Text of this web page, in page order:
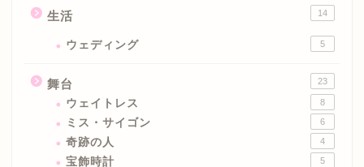
生活 14
ウェディング 5
舞台 23
ウェイトレス 8
ミス・サイゴン 6
奇跡の人 4
宝飾時計 5